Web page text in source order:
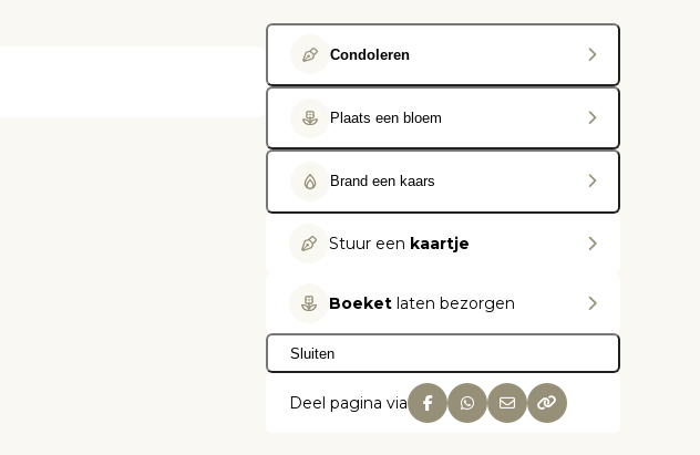
Condoleren
Plaats een bloem
Brand een kaars
Stuur een kaartje
Boeket laten bezorgen
Sluiten
Deel pagina via